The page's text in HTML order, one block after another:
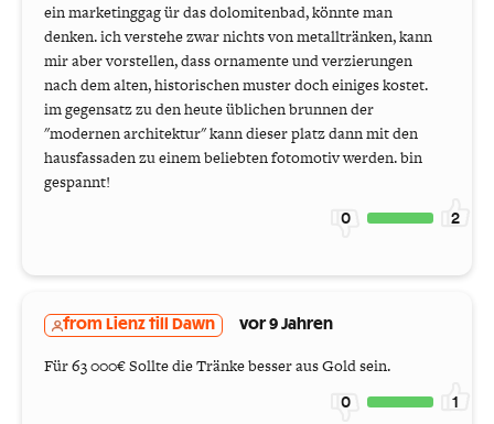
ein marketinggag ür das dolomitenbad, könnte man
denken. ich verstehe zwar nichts von metalltränken, kann
mir aber vorstellen, dass ornamente und verzierungen
nach dem alten, historischen muster doch einiges kostet.
im gegensatz zu den heute üblichen brunnen der
"modernen architektur" kann dieser platz dann mit den
hausfassaden zu einem beliebten fotomotiv werden. bin
gespannt!
0 2
from Lienz till Dawn vor 9 Jahren
Für 63 000€ Sollte die Tränke besser aus Gold sein.
0 1